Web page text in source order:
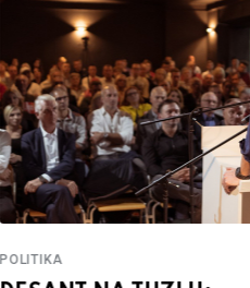
POLITIKA